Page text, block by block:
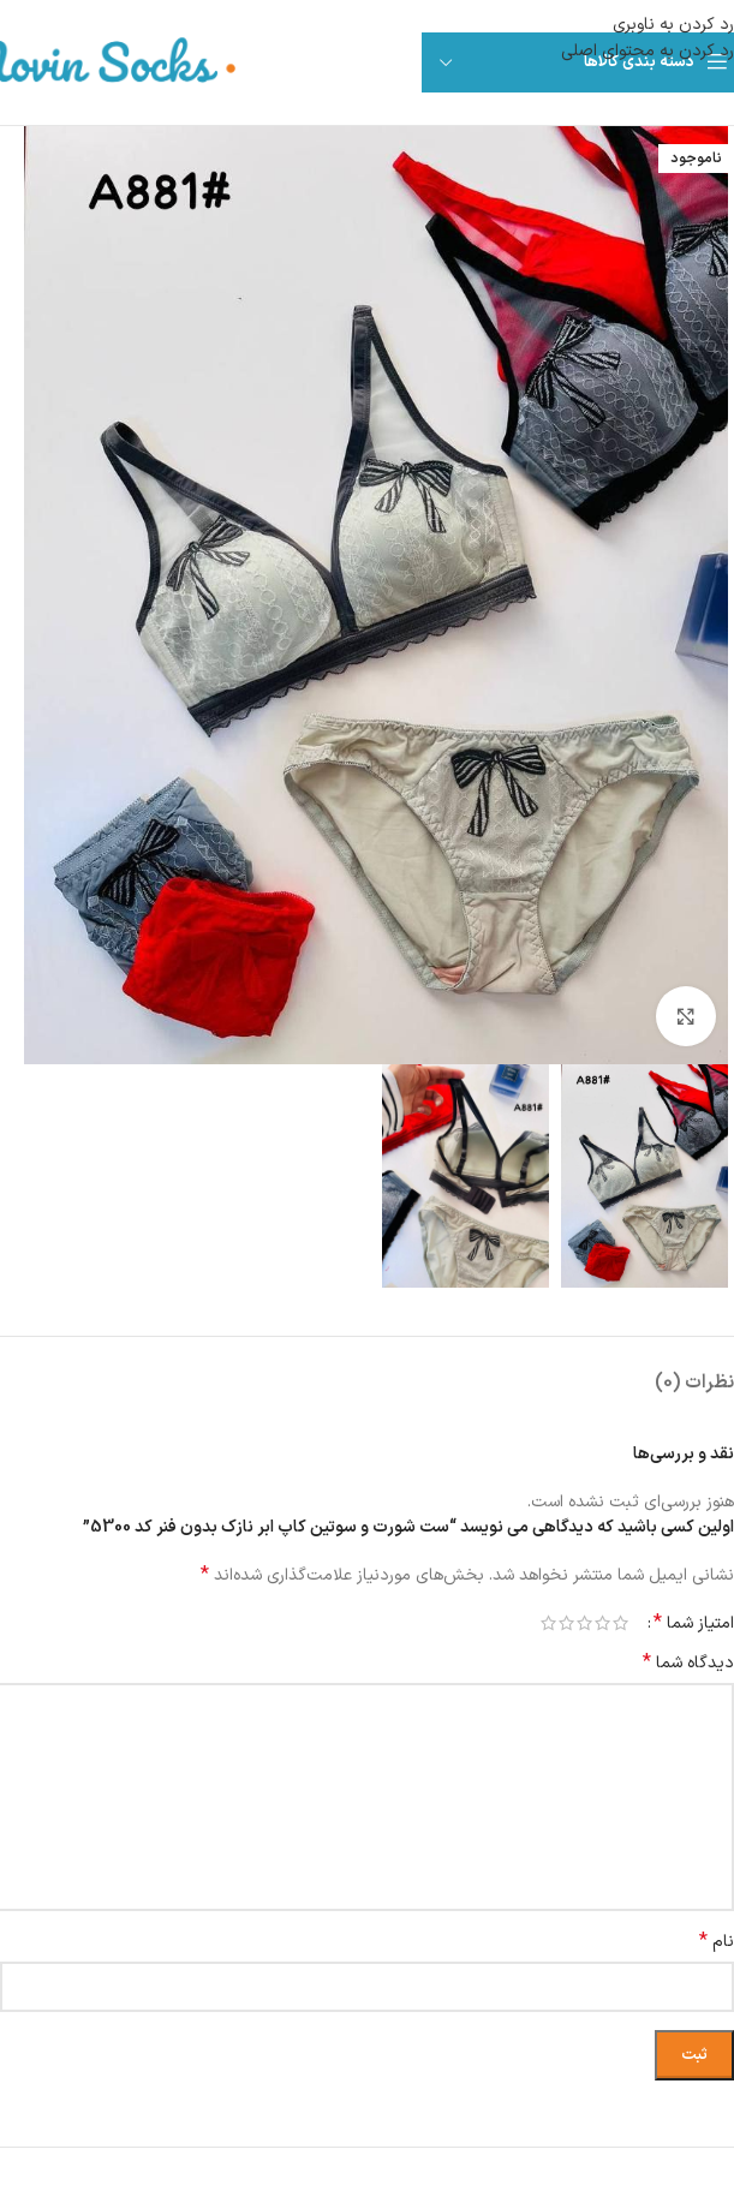
رد کردن به ناوبری
رد کردن به محتوای اصلی
دسته بندی کالاها
ناموجود
نظرات (0)
نقد و بررسی‌ها
هنوز بررسی‌ای ثبت نشده است.
اولین کسی باشید که دیدگاهی می نویسد “ست شورت و سوتین کاپ ابر نازک بدون فنر کد 5300”
نشانی ایمیل شما منتشر نخواهد شد. بخش‌های موردنیاز علامت‌گذاری شده‌اند*
امتیاز شما*
دیدگاه شما*
نام*